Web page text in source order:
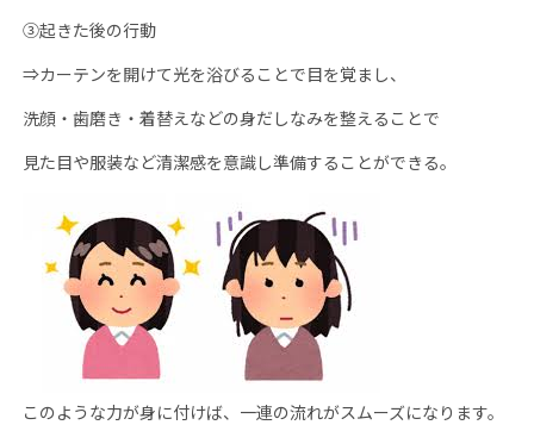
③起きた後の行動
⇒カーテンを開けて光を浴びることで目を覚まし、
洗顔・歯磨き・着替えなどの身だしなみを整えることで
見た目や服装など清潔感を意識し準備することができる。
このような力が身に付けば、一連の流れがスムーズになります。